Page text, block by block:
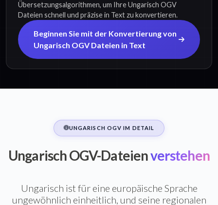
Übersetzungsalgorithmen, um Ihre Ungarisch OGV
Dateien schnell und präzise in Text zu konvertieren.
Beginnen Sie mit der Konvertierung von
Ungarisch OGV Dateien in Text
UNGARISCH OGV IM DETAIL
Ungarisch OGV-Dateienverstehen
Ungarisch ist für eine europäische Sprache
ungewöhnlich einheitlich, und seine regionalen